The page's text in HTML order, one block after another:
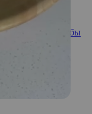
и способы борьбы